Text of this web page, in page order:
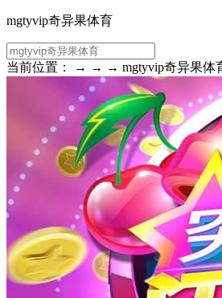
mgtyvip奇异果体育
当前位置： → → → mgtyvip奇异果体